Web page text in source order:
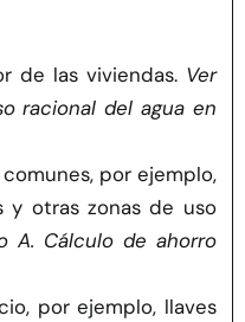
de las viviendas. Ver
racional del agua en
por ejemplo,
y otras zonas de uso
A. Cálculo de ahorro
por ejemplo, llaves